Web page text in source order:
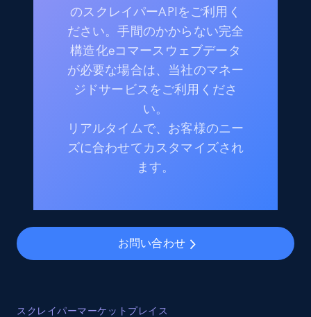
のスクレイパーAPIをご利用く
ださい。手間のかからない完全
構造化eコマースウェブデータ
が必要な場合は、当社のマネー
ジドサービスをご利用くださ
い。
リアルタイムで、お客様のニー
ズに合わせてカスタマイズされ
ます。
お問い合わせ
スクレイパーマーケットプレイス